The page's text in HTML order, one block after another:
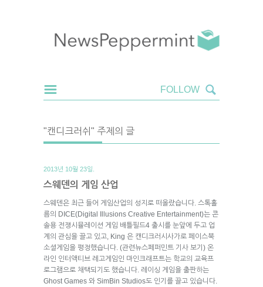
"캔디크러쉬" 주제의 글
2013년 10월 23일.
스웨덴의 게임 산업
스웨덴은 최근 들어 게임산업의 성지로 떠올랐습니다. 스톡홀
름의 DICE(Digital Illusions Creative Entertainment)는 콘
솔용 전쟁시뮬레이션 게임 배틀필드4 출시를 눈앞에 두고 업
계의 관심을 끌고 있고, King 은 캔디크러시사가로 페이스북
소셜게임을 평정했습니다. (관련뉴스페퍼민트 기사 보기) 온
라인 인터액티브 레고게임인 마인크래프트는 학교의 교육프
로그램으로 채택되기도 했습니다. 레이싱 게임을 출판하는
Ghost Games 와 SimBin Studios도 인기를 끌고 있습니다.